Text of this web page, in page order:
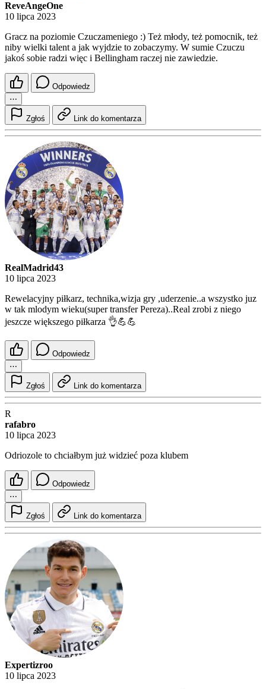
ReveAngeOne
10 lipca 2023
Gracz na poziomie Czuczameniego :) Też młody, też pomocnik, też
niby wielki talent a jak wyjdzie to zobaczymy. W sumie Czuczu
jakoś sobie radzi więc i Bellingham raczej nie zawiedzie.
Odpowiedz
⋯
Zgłoś Link do komentarza
RealMadrid43
10 lipca 2023
Rewelacyjny piłkarz, technika,wizja gry ,uderzenie..a wszystko juz
w tak mlodym wieku(super transfer Pereza)..Real zrobi z niego
jeszcze większego piłkarza 👌💪💪
Odpowiedz
⋯
Zgłoś Link do komentarza
R
rafabro
10 lipca 2023
Odriozole to chciałbym już widzieć poza klubem
Odpowiedz
⋯
Zgłoś Link do komentarza
Expertizroo
10 lipca 2023